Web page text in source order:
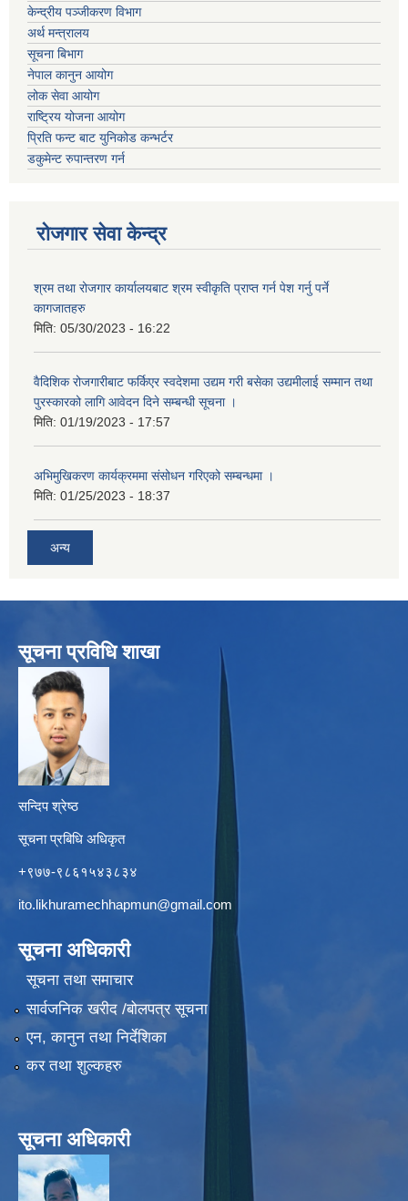
केन्द्रीय पञ्जीकरण विभाग
अर्थ मन्त्रालय
सूचना बिभाग
नेपाल कानुन आयोग
लोक सेवा आयोग
राष्ट्रिय योजना आयोग
प्रिति फन्ट बाट युनिकोड कन्भर्टर
डकुमेन्ट रुपान्तरण गर्न
रोजगार सेवा केन्द्र
श्रम तथा रोजगार कार्यालयबाट श्रम स्वीकृति प्राप्त गर्न पेश गर्नु पर्ने
कागजातहरु
मिति: 05/30/2023 - 16:22
वैदिशिक रोजगारीबाट फर्किएर स्वदेशमा उद्यम गरी बसेका उद्यमीलाई सम्मान तथा
पुरस्कारको लागि आवेदन दिने सम्बन्धी सूचना ।
मिति: 01/19/2023 - 17:57
अभिमुखिकरण कार्यक्रममा संसोधन गरिएको सम्बन्धमा ।
मिति: 01/25/2023 - 18:37
अन्य
सूचना प्रविधि शाखा
सन्दिप श्रेष्ठ
सूचना प्रबिधि अधिकृत
+९७७-९८६१५४३८३४
ito.likhuramechhapmun@gmail.com
सूचना अधिकारी
सूचना तथा समाचार
सार्वजनिक खरीद /बोलपत्र सूचना
एन, कानुन तथा निर्देशिका
कर तथा शुल्कहरु
सूचना अधिकारी